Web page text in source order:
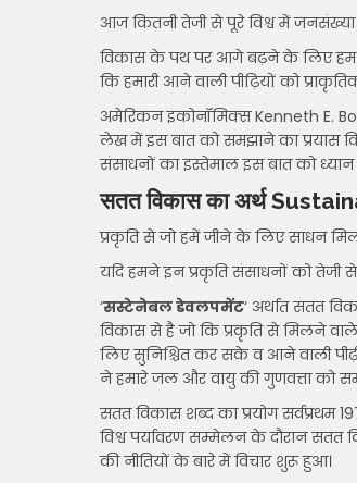
आज कितनी तेजी से पूरे विश्व में जनसंख्या
विकास के पथ पर आगे बढ़ने के लिए हम
कि हमारी आने वाली पीढ़ियों को
अमेरिकन इकोनॉमिक्स Kenneth E.
लेख में इस बात को समझाने का प्रयास
संसाधनों का इस्तेमाल इस बात को
सतत विकास का अर्थ
प्रकृति से जो हमें जीने के लिए साधन
यदि हमने इन प्रकृति संसाधनों को तेजी
‘सस्टेनेबल डेवलपमेंट‘ अर्थात सतत
विकास से है जो कि प्रकृति से मिलने
लिए सुनिश्चित कर सके व आने वाली
ने हमारे जल और वायु की गुणवत्ता को
सतत विकास शब्द का प्रयोग सर्वप्रथम
विश्व पर्यावरण सम्मेलन के दौरान सतत
की नीतियों के बारे में विचार शुरू हुआ।